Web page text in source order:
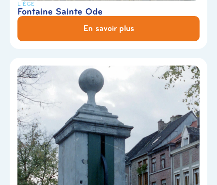
LIÈGE
Fontaine Sainte Ode
En savoir plus